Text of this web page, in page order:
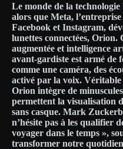
Le monde de la
alors que Meta,
Facebook et Instagram,
lunettes connectées,
augmentée et intelligence
avant-gardiste est armé de
comme une caméra, des
activé par la voix. Véritable
Orion intègre de
permettent la visualisation
sans casque. Mark
n’hésite pas à les qualifier
voyager dans le temps »,
transformer notre